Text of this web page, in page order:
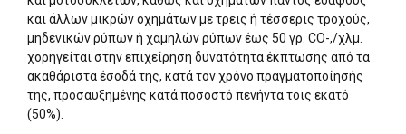
και άλλων μικρών οχημάτων με τρεις ή τέσσερις τροχούς,
μηδενικών ρύπων ή χαμηλών ρύπων έως 50 γρ. CO-,/χλμ.
χορηγείται στην επιχείρηση δυνατότητα έκπτωσης από τα
ακαθάριστα έσοδά της, κατά τον χρόνο πραγματοποίησής
της, προσαυξημένης κατά ποσοστό πενήντα τοις εκατό
(50%).